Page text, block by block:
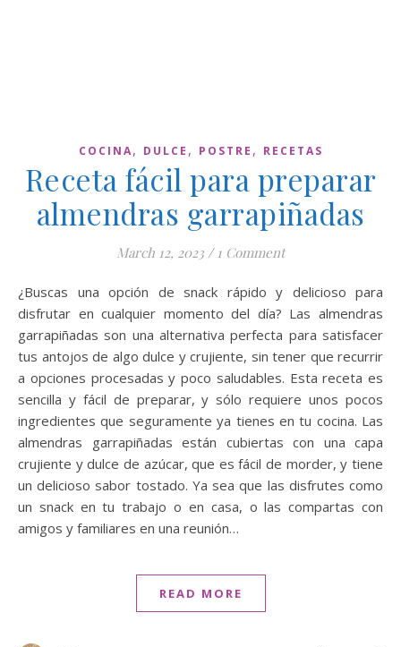
COCINA, DULCE , POSTRE , RECETAS
Receta fácil para preparar
almendras garrapiñadas
March 12, 2023 / 1 Comment
¿Buscas una opción de snack rápido y delicioso para
disfrutar en cualquier momento del día? Las almendras
garrapiñadas son una alternativa perfecta para satisfacer
tus antojos de algo dulce y crujiente, sin tener que recurrir
a opciones procesadas y poco saludables. Esta receta es
sencilla y fácil de preparar, y sólo requiere unos pocos
ingredientes que seguramente ya tienes en tu cocina. Las
almendras garrapiñadas están cubiertas con una capa
crujiente y dulce de azúcar, que es fácil de morder, y tiene
un delicioso sabor tostado. Ya sea que las disfrutes como
un snack en tu trabajo o en casa, o las compartas con
amigos y familiares en una reunión…
READ MORE